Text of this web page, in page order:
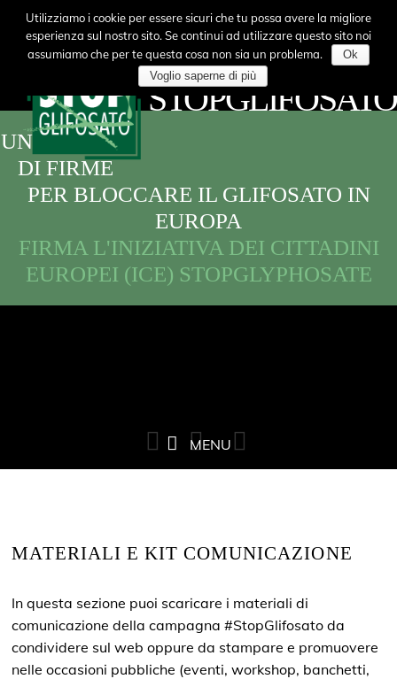
COALIZIONE
ITALIANA
STOPGLIFOSATO
UN MILIONE
DI FIRME
PER BLOCCARE IL GLIFOSATO IN
EUROPA
FIRMA L'INIZIATIVA DEI CITTADINI
EUROPEI (ICE) STOPGLYPHOSATE
MENU
MATERIALI E KIT COMUNICAZIONE
In questa sezione puoi scaricare i materiali di
comunicazione della campagna #StopGlifosato da
condividere sul web oppure da stampare e promuovere
nelle occasioni pubbliche (eventi, workshop, banchetti,
Utilizziamo i cookie per essere sicuri che tu possa avere la migliore
esperienza sul nostro sito. Se continui ad utilizzare questo sito noi
assumiamo che per te questa cosa non sia un problema.
Ok
Voglio saperne di più